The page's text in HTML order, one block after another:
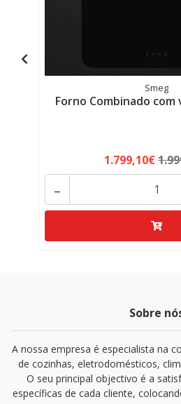
Smeg
Forno Combinado com
1.799,10€
-
Sobre
A nossa empresa é especialista na
de cozinhas, eletrodomésticos,
O seu principal objectivo é a
específicas de cada cliente,